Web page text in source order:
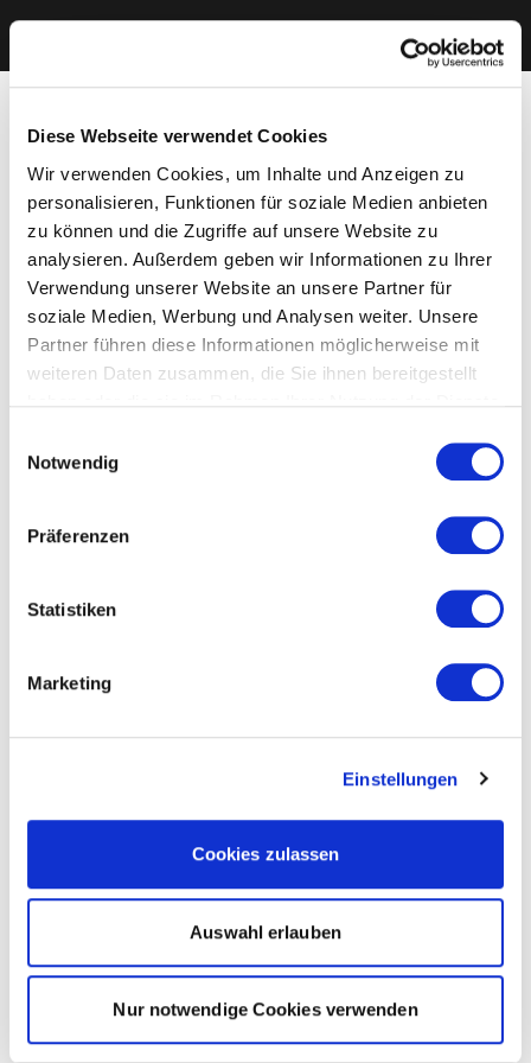
Diese Webseite verwendet Cookies
Wir verwenden Cookies, um Inhalte und Anzeigen zu
personalisieren, Funktionen für soziale Medien anbieten
zu können und die Zugriffe auf unsere Website zu
analysieren. Außerdem geben wir Informationen zu Ihrer
Verwendung unserer Website an unsere Partner für
soziale Medien, Werbung und Analysen weiter. Unsere
Partner führen diese Informationen möglicherweise mit
weiteren Daten zusammen, die Sie ihnen bereitgestellt
Cookies, wenn Sie unsere Webseite weiterhin nutzen.
Notwendig
Präferenzen
Statistiken
Marketing
Einstellungen
Cookies zulassen
Auswahl erlauben
Nur notwendige Cookies verwenden